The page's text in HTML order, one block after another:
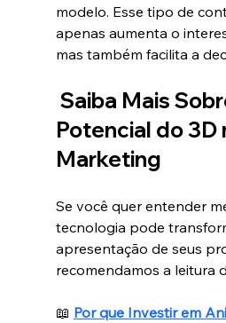
modelo. Esse tipo de
apenas aumenta o
mas também facilita a
Saiba Mais
Potencial do 3D
Marketing
Se você quer entender
tecnologia pode
apresentação de seus
recomendamos a leitura
📖 Por que Investir em